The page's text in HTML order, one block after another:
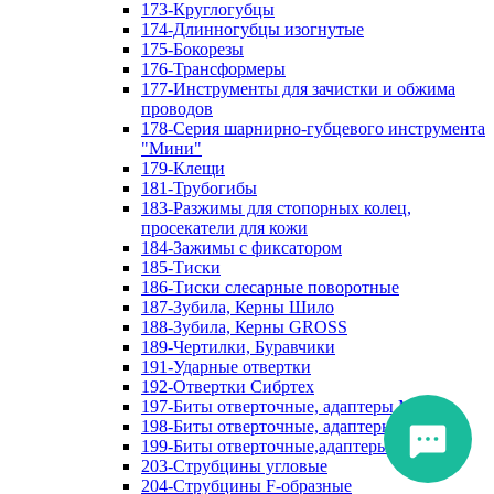
173-Круглогубцы
174-Длинногубцы изогнутые
175-Бокорезы
176-Трансформеры
177-Инструменты для зачистки и обжима
проводов
178-Серия шарнирно-губцевого инструмента
"Мини"
179-Клещи
181-Трубогибы
183-Разжимы для стопорных колец,
просекатели для кожи
184-Зажимы с фиксатором
185-Тиски
186-Тиски слесарные поворотные
187-Зубила, Керны Шило
188-Зубила, Керны GROSS
189-Чертилки, Буравчики
191-Ударные отвертки
192-Отвертки Сибртех
197-Биты отверточные, адаптеры Matrix
198-Биты отверточные, адаптеры Прочие
199-Биты отверточные,адаптеры Сибртех
203-Струбцины угловые
204-Струбцины F-образные